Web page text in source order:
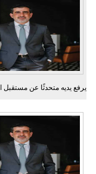
يرفع يديه متحدثًا عن مستقبل